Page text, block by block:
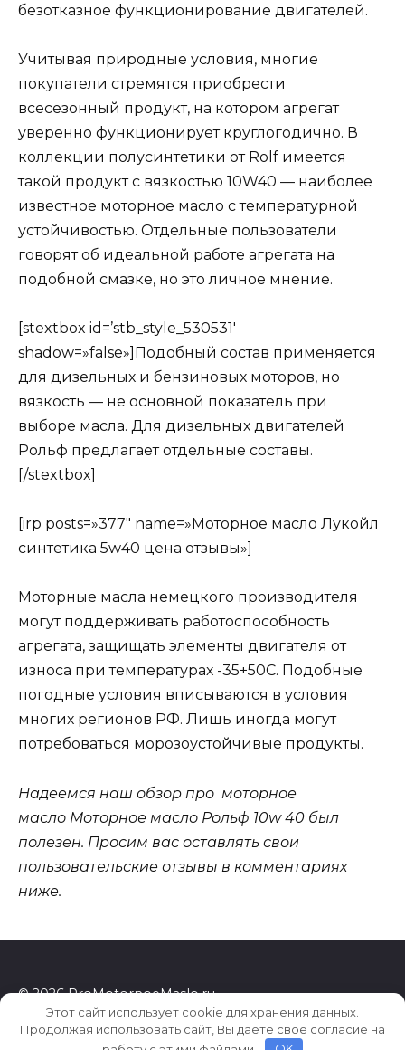
безотказное функционирование двигателей.
Учитывая природные условия, многие
покупатели стремятся приобрести
всесезонный продукт, на котором агрегат
уверенно функционирует круглогодично. В
коллекции полусинтетики от Rolf имеется
такой продукт с вязкостью 10W40 — наиболее
известное моторное масло с температурной
устойчивостью. Отдельные пользователи
говорят об идеальной работе агрегата на
подобной смазке, но это личное мнение.
[stextbox id=’stb_style_530531′
shadow=»false»]Подобный состав применяется
для дизельных и бензиновых моторов, но
вязкость — не основной показатель при
выборе масла. Для дизельных двигателей
Рольф предлагает отдельные составы.
[/stextbox]
[irp posts=»377″ name=»Моторное масло Лукойл
синтетика 5w40 цена отзывы»]
Моторные масла немецкого производителя
могут поддерживать работоспособность
агрегата, защищать элементы двигателя от
износа при температурах -35+50С. Подобные
погодные условия вписываются в условия
многих регионов РФ. Лишь иногда могут
потребоваться морозоустойчивые продукты.
Надеемся наш обзор про моторное
масло Моторное масло Рольф 10w 40 был
полезен. Просим вас оставлять свои
пользовательские отзывы в комментариях
ниже.
© 2026 ProMotornoeMaslo.ru
Этот сайт использует cookie для хранения данных.
Продолжая использовать сайт, Вы даете свое согласие на